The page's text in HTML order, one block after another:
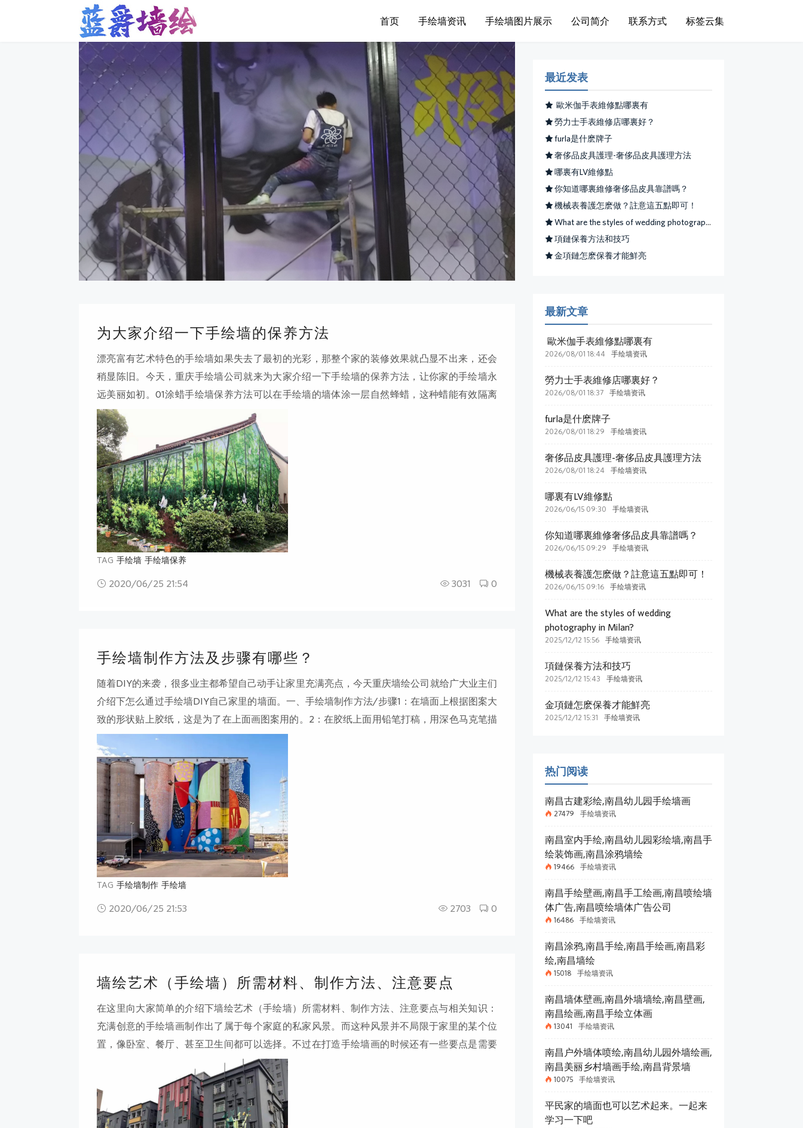
首页 手绘墙资讯 手绘墙图片展示 公司简介 联系方式 标签云集
为大家介绍一下手绘墙的保养方法
漂亮富有艺术特色的手绘墙如果失去了最初的光彩，那整个家的装修效果就凸显不出来，还会
稍显陈旧。今天，重庆手绘墙公司就来为大家介绍一下手绘墙的保养方法，让你家的手绘墙永
远美丽如初。01涂蜡手绘墙保养方法可以在手绘墙的墙体涂一层自然蜂蜡，这种蜡能有效隔离
墙体与空气中的水分，防止墙皮脱落。一般这种蜡在卖美术用品的商店里都有卖。02避免阳光
直射手绘墙保养方法在绘制手绘墙时，一定要挑选没有阳光直射的墙体进行绘制。紫外线对颜
色的破坏性很大，会造成褪色和变色。03定期通风手绘墙保养方法手绘墙所在房间一定要定期
进
TAG 手绘墙 手绘墙保养
2020/06/25 21:54 3031 0
手绘墙制作方法及步骤有哪些？
随着DIY的来袭，很多业主都希望自己动手让家里充满亮点，今天重庆墙绘公司就给广大业主们
介绍下怎么通过手绘墙DIY自己家里的墙面。一、手绘墙制作方法/步骤1：在墙面上根据图案大
致的形状贴上胶纸，这是为了在上面画图案用的。2：在胶纸上面用铅笔打稿，用深色马克笔描
出要用的线条。然后沿着这些线条将图形刻出。3：在墙面铺满报纸，以使图案外的墙体不被颜
料污染。4：为了使颜料漆出来的效果更好，在图案上先上一层白色的底漆。5：在图案部位喷
涂或刷涂颜色。注：在墙体上绘制图案所使用的颜料可选用丙稀或者墙漆。当然，手
TAG 手绘墙制作 手绘墙
2020/06/25 21:53 2703 0
墙绘艺术（手绘墙）所需材料、制作方法、注意要点
在这里向大家简单的介绍下墙绘艺术（手绘墙）所需材料、制作方法、注意要点与相关知识：
充满创意的手绘墙画制作出了属于每个家庭的私家风景。而这种风景并不局限于家里的某个位
置，像卧室、餐厅、甚至卫生间都可以选择。不过在打造手绘墙画的时候还有一些要点是需要
我们去注意的：1、首先墙画的图案和色彩要服从整体设计风格比如您家是中式风格，那就要求
墙画图案的色彩主要是比较传统的黑色，红色或者金色。图案主要来源于中国传统的图案和纹
样，或是国画中经常表现的图案。北欧派简约设计色彩上比较极端，游走于黑白灰和超艳丽色
彩两端
最近发表
​ 歐米伽手表維修點哪裏有
​勞力士手表維修店哪裏好？
​furla是什麽牌子
​奢侈品皮具護理-奢侈品皮具護理方法
哪裏有LV維修點
你知道哪裏維修奢侈品皮具靠譜嗎？
機械表養護怎麽做？註意這五點即可！
What are the styles of wedding photography in Milan?
項鏈保養方法和技巧
​金項鏈怎麽保養才能鮮亮
最新文章
​ 歐米伽手表維修點哪裏有
2026/08/01 18:44 手绘墙资讯
​勞力士手表維修店哪裏好？
2026/08/01 18:37 手绘墙资讯
​furla是什麽牌子
2026/08/01 18:29 手绘墙资讯
​奢侈品皮具護理-奢侈品皮具護理方法
2026/08/01 18:24 手绘墙资讯
哪裏有LV維修點
2026/06/15 09:30 手绘墙资讯
你知道哪裏維修奢侈品皮具靠譜嗎？
2026/06/15 09:29 手绘墙资讯
機械表養護怎麽做？註意這五點即可！
2026/06/15 09:16 手绘墙资讯
What are the styles of wedding
photography in Milan?
2025/12/12 15:56 手绘墙资讯
項鏈保養方法和技巧
2025/12/12 15:43 手绘墙资讯
​金項鏈怎麽保養才能鮮亮
2025/12/12 15:31 手绘墙资讯
热门阅读
南昌古建彩绘,南昌幼儿园手绘墙画
27479 手绘墙资讯
南昌室内手绘,南昌幼儿园彩绘墙,南昌手
绘装饰画,南昌涂鸦墙绘
19466 手绘墙资讯
南昌手绘壁画,南昌手工绘画,南昌喷绘墙
体广告,南昌喷绘墙体广告公司
16486 手绘墙资讯
南昌涂鸦,南昌手绘,南昌手绘画,南昌彩
绘,南昌墙绘
15018 手绘墙资讯
南昌墙体壁画,南昌外墙墙绘,南昌壁画,
南昌绘画,南昌手绘立体画
13041 手绘墙资讯
南昌户外墙体喷绘,南昌幼儿园外墙绘画,
南昌美丽乡村墙画手绘,南昌背景墙
10075 手绘墙资讯
平民家的墙面也可以艺术起来。一起来
学习一下吧